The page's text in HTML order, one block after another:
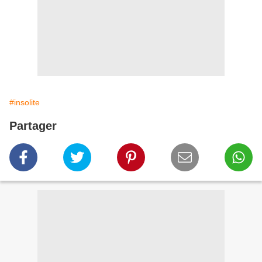
#insolite
Partager